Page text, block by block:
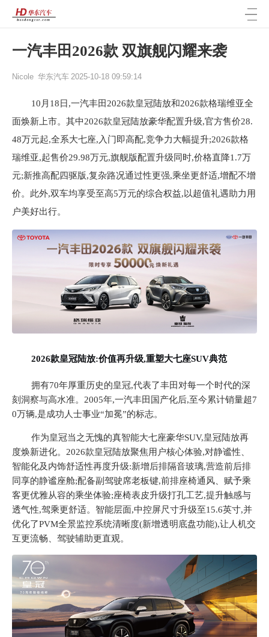
一汽丰田2026款 双旗舰闪耀来袭
Nicole 华东汽车 2025-10-18 09:59:14
10月18日,一汽丰田2026款皇冠陆放和2026款格瑞维亚全
面焕新上市。其中2026款皇冠陆放豪华配置升级,官方售价28.
48万元起,全系大七座,入门即高配,竞争力大幅提升;2026款格
瑞维亚,起售价29.98万元,旗舰版配置升级同时,价格直降1.7万
元;新推高配四驱版,复杂路况通过性更强,乘坐更舒适,增配不增
价。此外,双车均享受至高5万元的综合权益,以超值礼遇助力用
户美好出行。
2026款皇冠陆放:价值再升级,重塑大七座SUV典范
拥有70年厚重历史的皇冠,代表了丰田对每一个时代的深
刻洞察与高水准。2005年,一汽丰田国产化后,至今累计销量超7
0万辆,是成功人士事业“加冕”的标志。
作为皇冠当之无愧的真智能大七座豪华SUV,皇冠陆放再
度焕新进化。2026款皇冠陆放聚焦用户核心体验,对静谧性、
智能化及内饰舒适性再度升级:新增后排隔音玻璃,营造前后排
同享的静谧座舱;配备副驾驶席老板键,前排座椅通风、赋予乘
客更优雅从容的乘坐体验;座椅表皮升级打孔工艺,提升触感与
透气性,驾乘更舒适。智能层面,中控屏尺寸升级至15.6英寸,并
优化了PVM全景监控系统清晰度(新增透明底盘功能),让人机交
互更流畅、驾驶辅助更直观。